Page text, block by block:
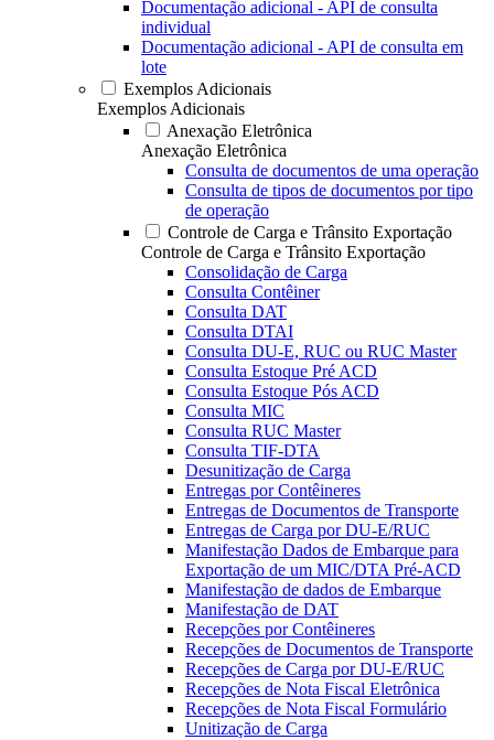
Documentação adicional - API de consulta
individual
Documentação adicional - API de consulta em
lote
Exemplos Adicionais
Exemplos Adicionais
Anexação Eletrônica
Anexação Eletrônica
Consulta de documentos de uma operação
Consulta de tipos de documentos por tipo
de operação
Controle de Carga e Trânsito Exportação
Controle de Carga e Trânsito Exportação
Consolidação de Carga
Consulta Contêiner
Consulta DAT
Consulta DTAI
Consulta DU-E, RUC ou RUC Master
Consulta Estoque Pré ACD
Consulta Estoque Pós ACD
Consulta MIC
Consulta RUC Master
Consulta TIF-DTA
Desunitização de Carga
Entregas por Contêineres
Entregas de Documentos de Transporte
Entregas de Carga por DU-E/RUC
Manifestação Dados de Embarque para
Exportação de um MIC/DTA Pré-ACD
Manifestação de dados de Embarque
Manifestação de DAT
Recepções por Contêineres
Recepções de Documentos de Transporte
Recepções de Carga por DU-E/RUC
Recepções de Nota Fiscal Eletrônica
Recepções de Nota Fiscal Formulário
Unitização de Carga